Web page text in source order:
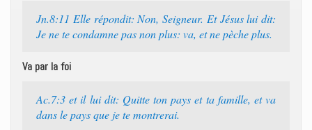
Jn.8:11 Elle répondit: Non, Seigneur. Et Jésus lui dit:
Je ne te condamne pas non plus: va, et ne pèche plus.
Va par la foi
Ac.7:3 et il lui dit: Quitte ton pays et ta famille, et va
dans le pays que je te montrerai.